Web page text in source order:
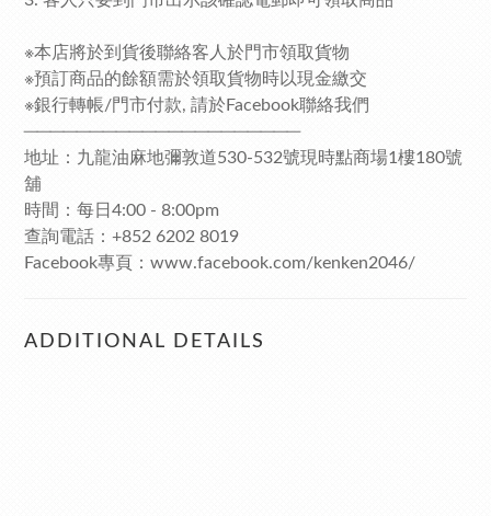
※本店將於到貨後聯絡客人於門市領取貨物
※預訂商品的餘額需於領取貨物時以現金繳交
※銀行轉帳/門市付款, 請於Facebook聯絡我們
─────────────────────
地址：九龍油麻地彌敦道530-532號現時點商場1樓180號
舖
時間：每日4:00 - 8:00pm
查詢電話：+852 6202 8019
Facebook專頁：www.facebook.com/kenken2046/
ADDITIONAL DETAILS